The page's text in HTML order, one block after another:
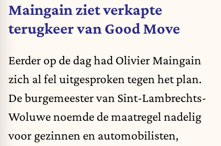
Maingain ziet verkapte
terugkeer van Good Move
Eerder op de dag had Olivier Maingain
zich al fel uitgesproken tegen het plan.
De burgemeester van Sint-Lambrechts-
Woluwe noemde de maatregel nadelig
voor gezinnen en automobilisten,